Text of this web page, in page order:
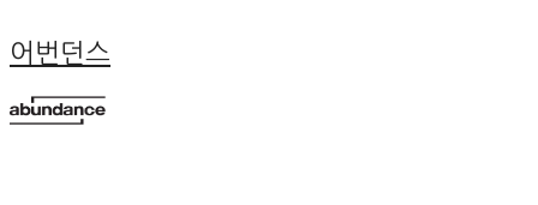
어번던스